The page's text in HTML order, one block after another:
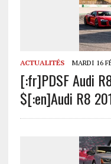
ACTUALITÉS MARDI 16
[:fr]PDSF Audi
$[:en]Audi R8